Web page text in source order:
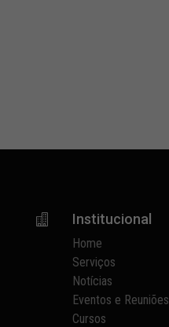
 Institucional
Home
Serviços
Notícias
Eventos e Reuniões
Cursos